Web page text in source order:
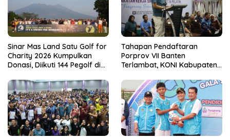
Sinar Mas Land Satu Golf for
Charity 2026 Kumpulkan
Donasi, Diikuti 144 Pegolf di
Tahapan Pendaftaran
Porprov VII Banten
Terlambat, KONI Kabupaten
Kesiapan Panitia